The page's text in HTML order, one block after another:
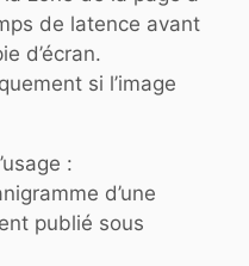
de latence avant
d’écran.
si l’image
:
d’une
publié sous